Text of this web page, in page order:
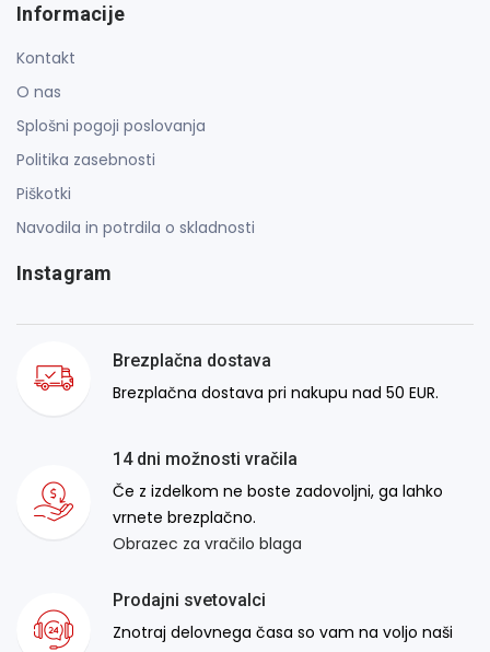
Informacije
Kontakt
O nas
Splošni pogoji poslovanja
Politika zasebnosti
Piškotki
Navodila in potrdila o skladnosti
Instagram
Brezplačna dostava
Brezplačna dostava pri nakupu nad 50 EUR.
14 dni možnosti vračila
Če z izdelkom ne boste zadovoljni, ga lahko
vrnete brezplačno.
Obrazec za vračilo blaga
Prodajni svetovalci
Znotraj delovnega časa so vam na voljo naši